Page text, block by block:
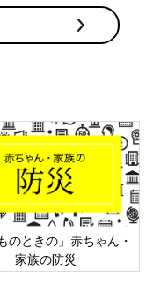
のときの」赤ちゃん・
家族の防災